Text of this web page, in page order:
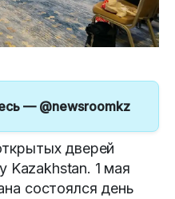
— @newsroomkz
дверей
Kazakhstan. 1 мая
состоялся день